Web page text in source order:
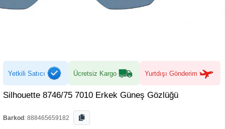
Yetkili Satıcı Ücretsiz Kargo Yurtdışı Gönderim
Silhouette 8746/75 7010 Erkek Güneş Gözlüğü
Barkod : 888465659182